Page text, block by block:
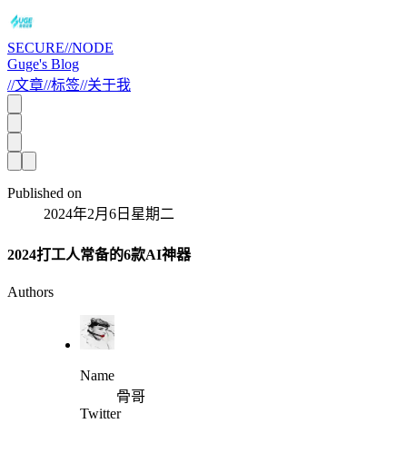
SECURE//NODE
Guge's Blog
//文章//标签//关于我
Published on
2024年2月6日星期二
2024打工人常备的6款AI神器
Authors
Name
骨哥
Twitter